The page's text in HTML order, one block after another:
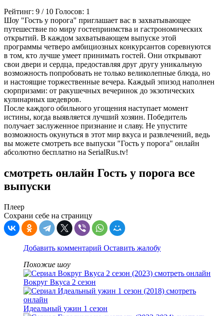
Рейтинг: 9 / 10 Голосов: 1
Шоу "Гость у порога" приглашает вас в захватывающее
путешествие по миру гостеприимства и гастрономических
открытий. В каждом захватывающем выпуске этой
программы четверо амбициозных конкурсантов соревнуются
в том, кто лучше умеет принимать гостей. Они открывают
свои двери и сердца, предоставляя друг другу уникальную
возможность попробовать не только великолепные блюда, но
и настоящие торжественные вечера. Каждый эпизод наполнен
сюрпризами: от ракушечных вечеринок до экзотических
кулинарных шедевров.
После каждого обильного угощения наступает момент
истины, когда выявляется лучший хозяин. Победитель
получает заслуженное признание и славу. Не упустите
возможность окунуться в этот мир вкуса и развлечений, ведь
вы можете смотреть все выпуски "Гость у порога" онлайн
абсолютно бесплатно на SerialRus.tv!
смотреть онлайн Гость у порога все
выпуски
Плеер
Сохрани себе на страницу
Добавить комментарий Оставить жалобу
Похожие шоу
Вокруг Вкуса 2 сезон
Идеальный ужин 1 сезон